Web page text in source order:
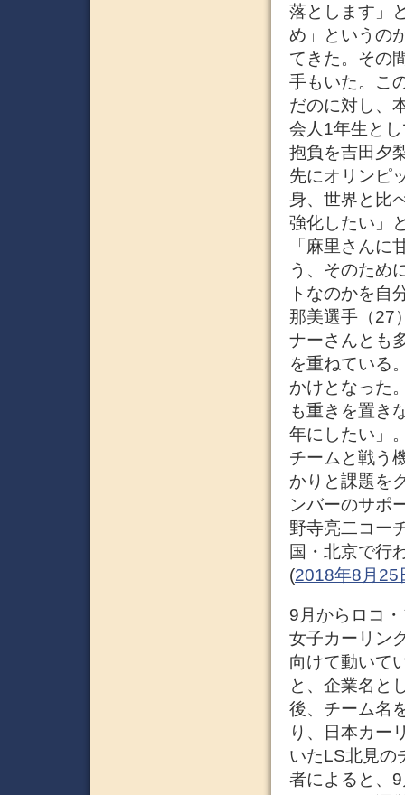
落とします」
め」というの
てきた。その
手もいた。こ
だのに対し、
会人1年生と
抱負を吉田夕
先にオリンピ
身、世界と比
強化したい」
「麻里さん
う、そのため
トなのかを自
那美選手（27
ナーさんとも
を重ねている
かけとなった
も重きを置き
年にしたい」
チームと戦う
かりと課題を
ンバーのサポ
野寺亮二コー
国・北京で行
(2018年8月25
9月からロコ
女子カーリン
向けて動いて
と、企業名と
後、チーム名
り、日本カー
いたLS北見の
者によると、